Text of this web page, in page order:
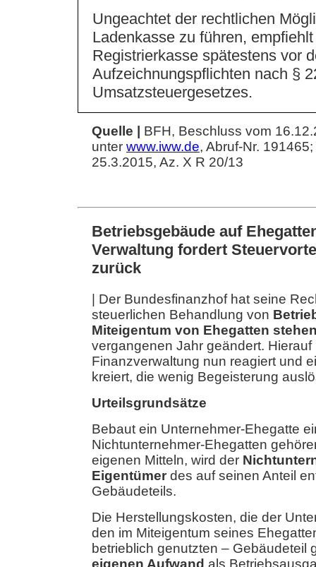
Ungeachtet der rechtlichen
Ladenkasse zu führen,
Registrierkasse spätestens vor
Aufzeichnungspflichten nach §
Umsatzsteuergesetzes.
Quelle | BFH, Beschluss vom
unter www.iww.de, Abruf-Nr.
25.3.2015, Az. X R 20/13
Betriebsgebäude auf
Verwaltung fordert
zurück
| Der Bundesfinanzhof hat seine
steuerlichen Behandlung von
Miteigentum von Ehegatten
vergangenen Jahr geändert. Hierauf
Finanzverwaltung nun reagiert und
kreiert, die wenig Begeisterung
Urteilsgrundsätze
Bebaut ein Unternehmer-Ehegatte
Nichtunternehmer-Ehegatten
eigenen Mitteln, wird der
Eigentümer des auf seinen Anteil
Gebäudeteils.
Die Herstellungskosten, die der
den im Miteigentum seines
betrieblich genutzten – Gebäudeteil
eigenen Aufwand als